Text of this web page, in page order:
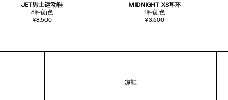
JET男士运动鞋
6种颜色
¥8,500
MIDNIGHT XS耳环
1种颜色
¥3,600
凉鞋